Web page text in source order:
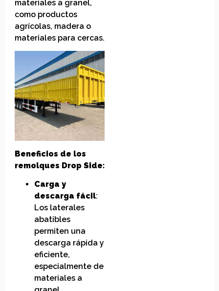
materiales a granel,
como productos
agrícolas, madera o
materiales para cercas.
Beneficios de los
remolques Drop Side:
Carga y
descarga fácil:
Los laterales
abatibles
permiten una
descarga rápida y
eficiente,
especialmente de
materiales a